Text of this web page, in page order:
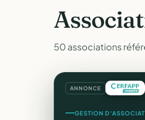
50 associations
ANNONCE
CRM ASSOCIATIF